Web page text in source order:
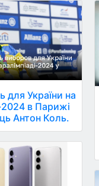
для України на
2024 в Парижі
Антон Коль.